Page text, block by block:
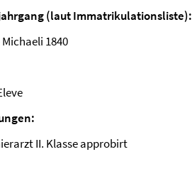
(laut Immatrikulationsliste):
Michaeli 1840
II. Klasse approbirt